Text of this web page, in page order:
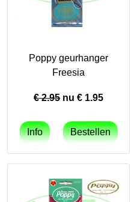
Poppy geurhanger
Freesia
€ 2.95 nu € 1.95